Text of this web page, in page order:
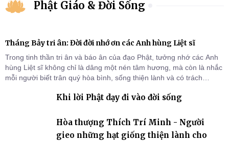
Phật Giáo & Đời Sống
Tháng Bảy tri ân: Đời đời nhớ ơn các Anh hùng Liệt sĩ
Trong tinh thần tri ân và báo ân của đạo Phật, tưởng nhớ các Anh
hùng Liệt sĩ không chỉ là dâng một nén tâm hương, mà còn là nhắc
mỗi người biết trân quý hòa bình, sống thiện lành và có trách
Khi lời Phật dạy đi vào đời sống
Hòa thượng Thích Trí Minh - Người
gieo những hạt giống thiện lành cho